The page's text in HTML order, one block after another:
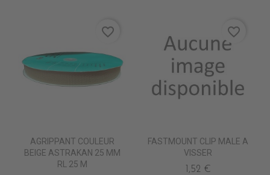
AGRIPPANT COULEUR
BEIGE ASTRAKAN 25 MM
RL 25 M
favorite_border
FASTMOUNT CLIP MALE A
VISSER
1,52 €
favorite_border